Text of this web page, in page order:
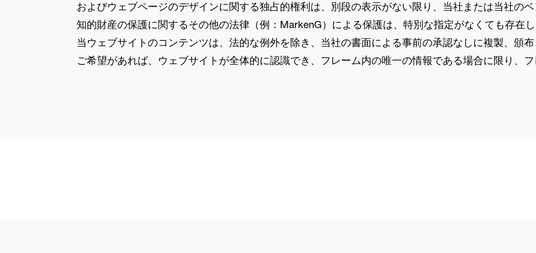
およびウェブページのデザインに関する独占的権利は、別段の表示がない限り、当社または当社の
知的財産の保護に関するその他の法律（例：MarkenG）による保護は、特別な指定がなくても存在
当ウェブサイトのコンテンツは、法的な例外を除き、当社の書面による事前の承認なしに複製、頒
ご希望があれば、ウェブサイトが全体的に認識でき、フレーム内の唯一の情報である場合に限り、